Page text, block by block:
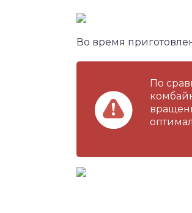
Во время
По